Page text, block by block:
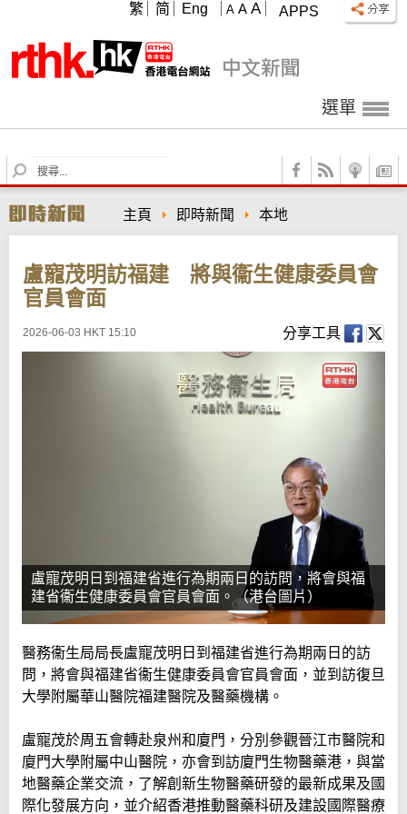
APPS
A A A
繁 简 Eng
選單
S
e
r
c
主頁 即時新聞 本地
盧寵茂明訪福建 將與衞生健康委員會
官員會面
2026-06-03 HKT 15:10 分享工具
盧寵茂明日到福建省進行為期兩日的訪問，將會與福
建省衞生健康委員會官員會面。（港台圖片）
醫務衞生局局長盧寵茂明日到福建省進行為期兩日的訪
問，將會與福建省衞生健康委員會官員會面，並到訪復旦
大學附屬華山醫院福建醫院及醫藥機構。
盧寵茂於周五會轉赴泉州和廈門，分別參觀晉江市醫院和
廈門大學附屬中山醫院，亦會到訪廈門生物醫藥港，與當
地醫藥企業交流，了解創新生物醫藥研發的最新成果及國
際化發展方向，並介紹香港推動醫藥科研及建設國際醫療